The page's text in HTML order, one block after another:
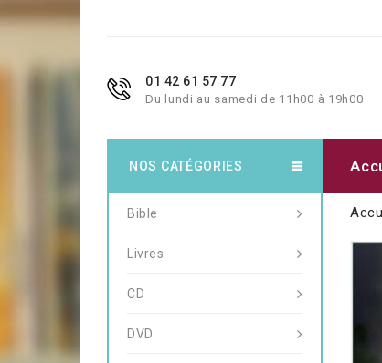
01 42 61 57 77
Du lundi au samedi de 11h00 à 19h00
NOS CATÉGORIES
Bible
Livres
CD
DVD